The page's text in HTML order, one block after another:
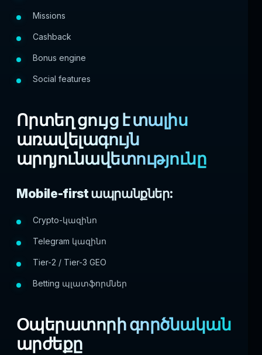
Missions
Cashback
Bonus engine
Social features
Որտեղ ցույց է տալիս
առավելագույն
արդյունավետությունը
Mobile-first ապրանքներ:
Crypto-կազինո
Telegram կազինո
Tier-2 / Tier-3 GEO
Betting պլատֆորմներ
Օպերատորի գործնական
արժեքը